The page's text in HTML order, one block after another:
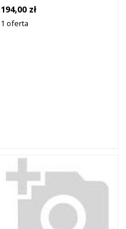
DUO
194,00 zł
1 oferta